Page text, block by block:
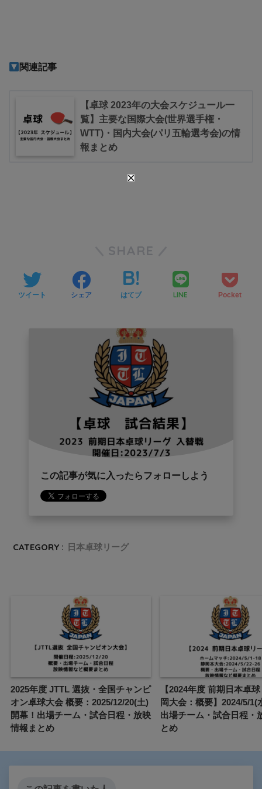
関連記事
【卓球 2023年の大会スケジュール一
覧】主要な国際大会(世界選手権・
WTT)・国内大会(パリ五輪選考会)の情
報まとめ
SHARE
ツイート シェア はてブ LINE Pocket
この記事が気に入ったらフォローしよう
CATEGORY : 日本卓球リーグ
2025年度 JTTL 選抜・全国チャンピ
オン卓球大会 概要：2025/12/20(土)
開幕！出場チーム・試合日程・放映
情報まとめ
【2024年度 前期日本卓
岡大会：概要】2024/5/1(
出場チーム・試合日程・
とめ